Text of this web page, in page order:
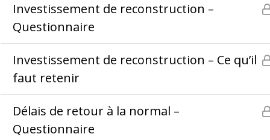
Investissement de reconstruction –
Questionnaire
Investissement de reconstruction – Ce qu’il
faut retenir
Délais de retour à la normal –
Questionnaire